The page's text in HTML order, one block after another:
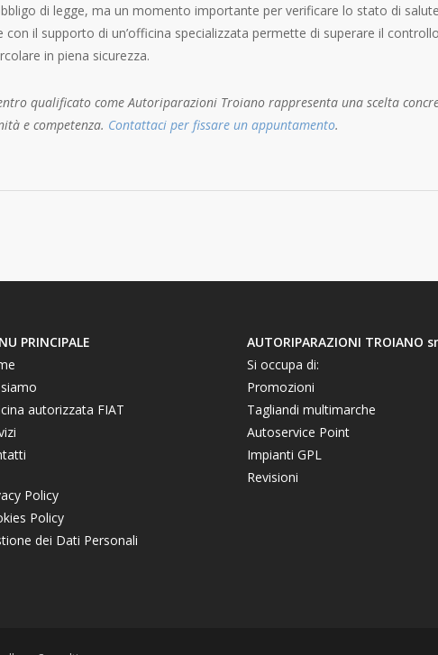
di legge, ma un momento importante per verificare lo stato di
il supporto di un’officina specializzata permette di superare il controllo
in piena sicurezza.
qualificato comeAutoriparazioni Troiano rappresenta una scelta
e competenza. Contattaci per fissare un appuntamento.
PRINCIPALE
autorizzata FIAT
Policy
Policy
dei Dati Personali
AUTORIPARAZIONI TROIANO
Si occupa di:
Promozioni
Tagliandi multimarche
Autoservice Point
Impianti GPL
Revisioni